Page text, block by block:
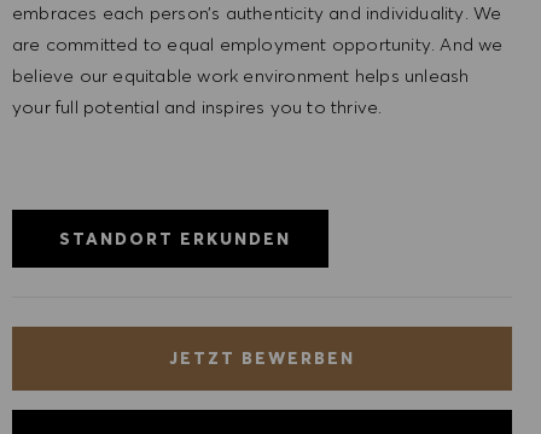
embraces each person’s authenticity and individuality. We
are committed to equal employment opportunity. And we
believe our equitable work environment helps unleash
your full potential and inspires you to thrive.
STANDORT ERKUNDEN
JETZT BEWERBEN